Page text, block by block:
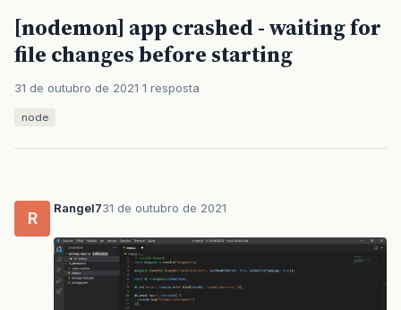
[nodemon] app crashed - waiting for
file changes before starting
31 de outubro de 2021 1 resposta
node
R
Rangel731 de outubro de 2021